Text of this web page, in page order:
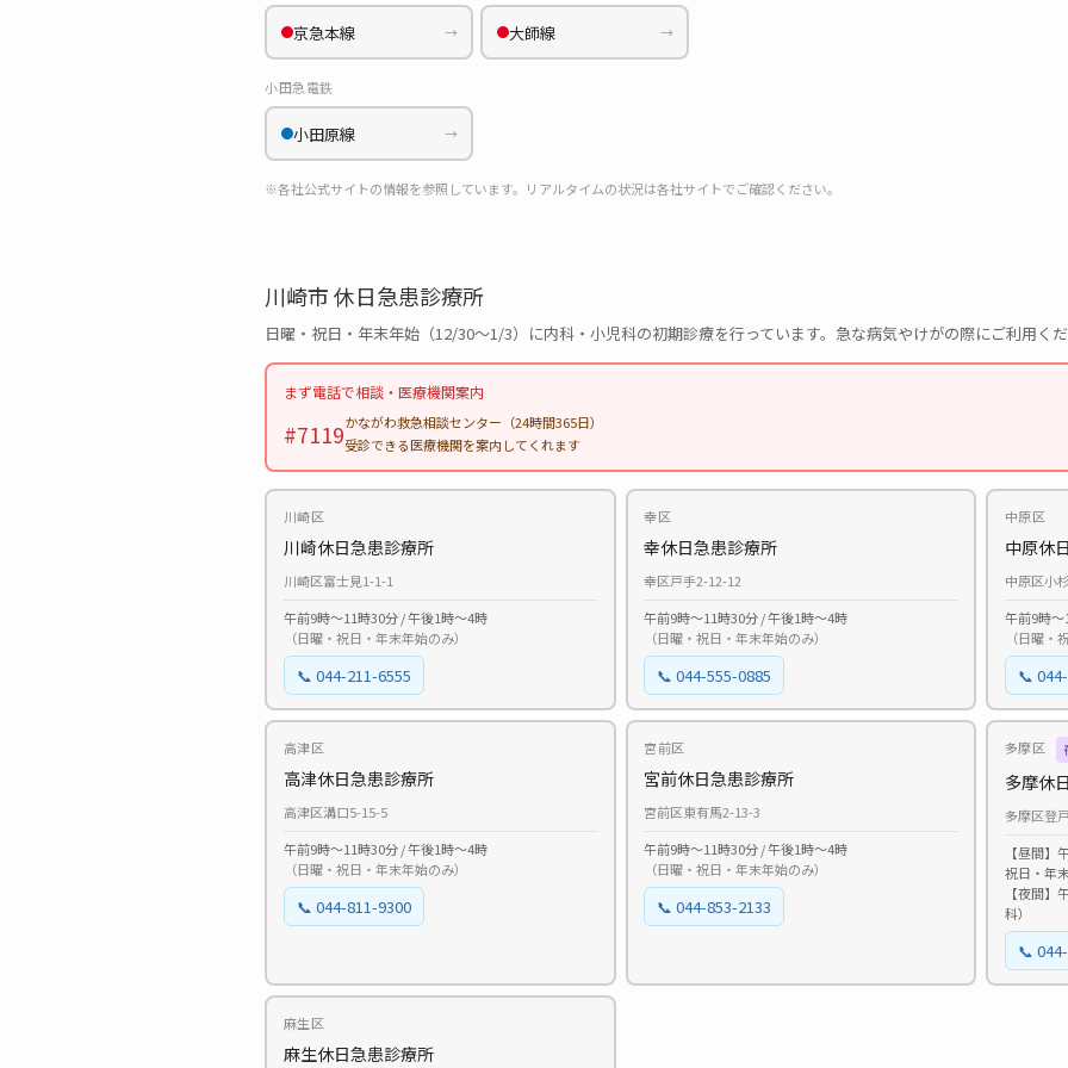
京急本線 → 大師線 →
小田急電鉄
小田原線 →
※各社公式サイトの情報を参照しています。リアルタイムの状況は各社サイトでご確認ください。
川崎市 休日急患診療所
日曜・祝日・年末年始（12/30〜1/3）に内科・小児科の初期診療を行っています。急な病気やけがの際にご利用く
まず電話で相談・医療機関案内
#7119かながわ救急相談センター（24時間365日）
受診できる医療機関を案内してくれます
川崎区
川崎休日急患診療所
川崎区富士見1-1-1
午前9時〜11時30分 / 午後1時〜4時
（日曜・祝日・年末年始のみ）
📞 044-211-6555
幸区
幸休日急患診療所
幸区戸手2-12-12
午前9時〜11時30分 / 午後1時〜4時
（日曜・祝日・年末年始のみ）
📞 044-555-0885
中原区
中原休
中原区小
午前9時〜
（日曜・
📞
高津区
高津休日急患診療所
高津区溝口5-15-5
午前9時〜11時30分 / 午後1時〜4時
（日曜・祝日・年末年始のみ）
📞 044-811-9300
宮前区
宮前休日急患診療所
宮前区東有馬2-13-3
午前9時〜11時30分 / 午後1時〜4時
（日曜・祝日・年末年始のみ）
📞 044-853-2133
多摩区
多摩休
多摩区登
【昼間】
祝日・年
【夜間】
科）
📞
麻生区
麻生休日急患診療所